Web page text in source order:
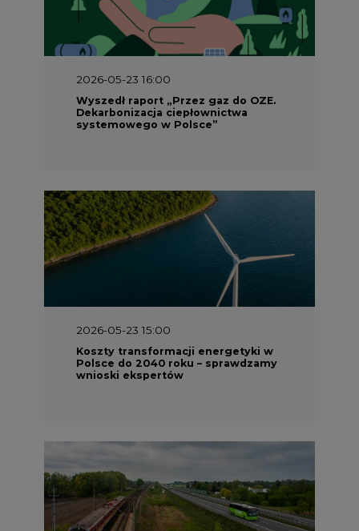
2026-05-23 16:00
Wyszedł raport „Przez gaz do OZE.
Dekarbonizacja ciepłownictwa
systemowego w Polsce”
2026-05-23 15:00
Koszty transformacji energetyki w
Polsce do 2040 roku – sprawdzamy
wnioski ekspertów